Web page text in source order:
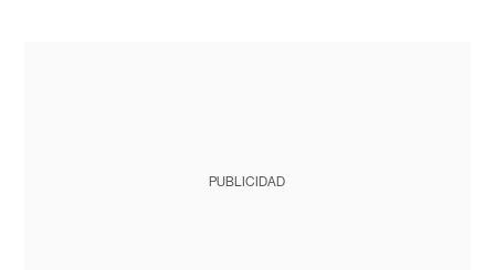
PUBLICIDAD